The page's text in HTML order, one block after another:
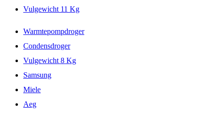
Vulgewicht 11 Kg
Warmtepompdroger
Condensdroger
Vulgewicht 8 Kg
Samsung
Miele
Aeg